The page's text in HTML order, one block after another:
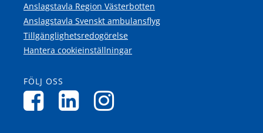
Anslagstavla Region Västerbotten
Anslagstavla Svenskt ambulansflyg
Tillgänglighetsredogörelse
Hantera cookieinställningar
FÖLJ OSS